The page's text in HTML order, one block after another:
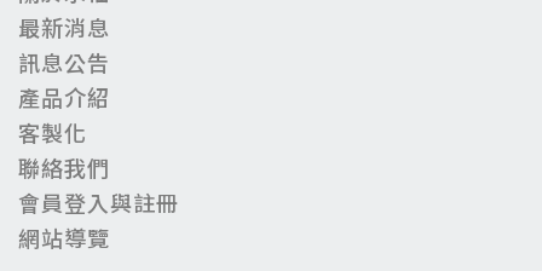
最新消息
訊息公告
產品介紹
客製化
聯絡我們
會員登入與註冊
網站導覽